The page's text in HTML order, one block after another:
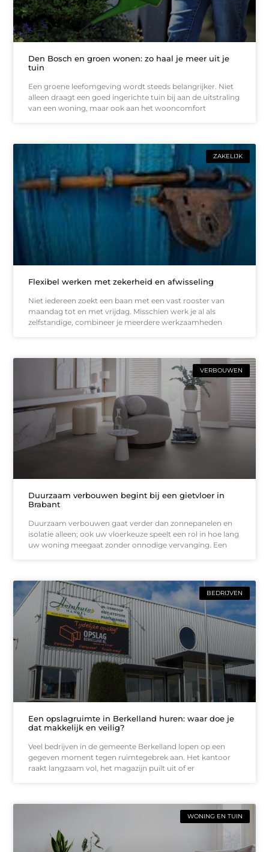
Den Bosch en groen wonen: zo haal je meer uit je
tuin
Een groene leefomgeving wordt steeds belangrijker. Niet
alleen draagt een goed ingerichte tuin bij aan de uitstraling
van een woning, maar ook aan het wooncomfort
ZAKELIJK
Flexibel werken met zekerheid en afwisseling
Niet iedereen zoekt een baan met een vast rooster van
maandag tot en met vrijdag. Misschien werk je al als
zelfstandige, combineer je meerdere werkzaamheden
VERBOUWEN
Duurzaam verbouwen begint bij een gietvloer in
Brabant
Duurzaam verbouwen gaat verder dan zonnepanelen en
isolatie alleen; ook uw vloerkeuze speelt een rol in hoe lang
uw woning meegaat zonder onnodige vervanging. Een
BEDRIJVEN
Een opslagruimte in Berkelland huren: waar doe je
dat makkelijk en veilig?
Veel bedrijven in de gemeente Berkelland lopen op een
gegeven moment tegen ruimtegebrek aan. Het kantoor
raakt langzaam vol, het magazijn puilt uit of er
WONING EN TUIN